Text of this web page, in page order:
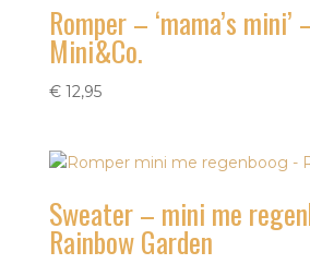
Romper – ‘mama’s
Mini&Co.
€12,95
Sweater – mini me
Rainbow Garden